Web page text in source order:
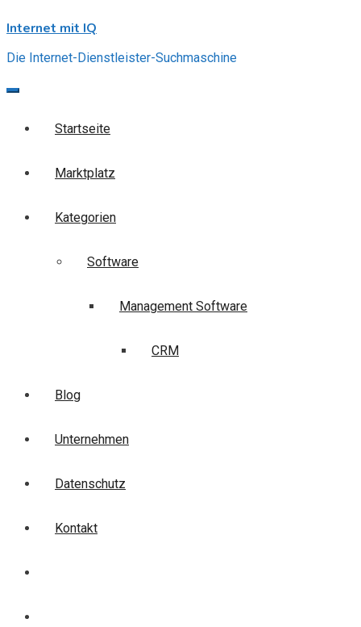
to
Internet mit IQ
Die Internet-Dienstleister-Suchmaschine
Startseite
Marktplatz
Kategorien
Software
Management Software
CRM
Blog
Unternehmen
Datenschutz
Kontakt